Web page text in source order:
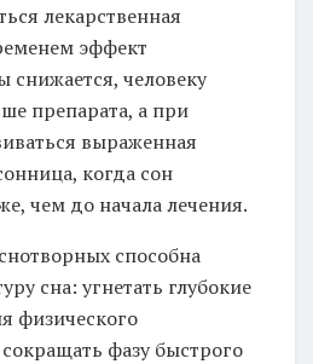
лекарственная
эффект
снижается, человеку
препарата, а при
выраженная
когда сон
чем до начала лечения.
способна
сна: угнетать глубокие
физического
фазу быстрого